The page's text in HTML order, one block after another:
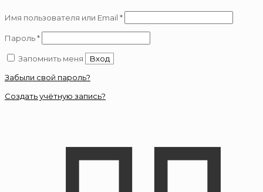
Имя пользователя или Email *Обязательно
Пароль*Обязательно
Запомнить меня
Вход
Забыли свой пароль?
Создать учётную запись?